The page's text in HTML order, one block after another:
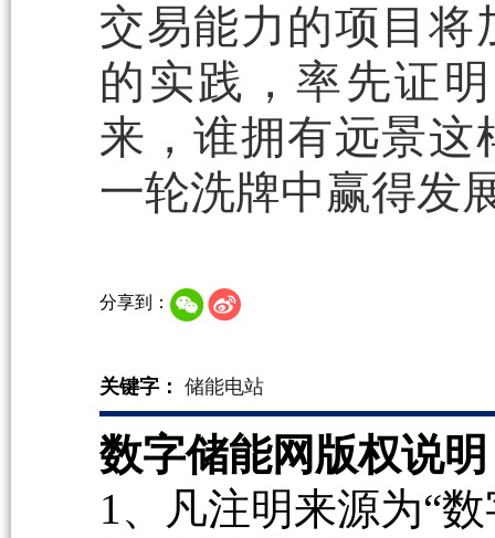
交易能力的项目将
的实践，率先证
来，谁拥有远景这
一轮洗牌中赢得发
分享到：
关键字： 储能电站
数字储能网版权说
1、凡注明来源为“